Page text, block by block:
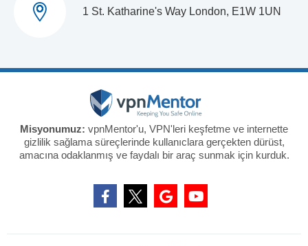
1 St. Katharine's Way London, E1W 1UN
Misyonumuz: vpnMentor'u, VPN'leri keşfetme ve internette
gizlilik sağlama süreçlerinde kullanıclara gerçekten dürüst,
amacına odaklanmış ve faydalı bir araç sunmak için kurduk.